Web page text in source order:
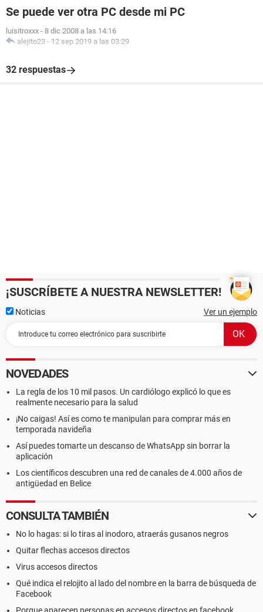
Se puede ver otra PC desde mi PC
luisitroxxx - 8 dic 2008 a las 14:16
alejito23 - 12 sep 2019 a las 03:29
32 respuestas
¡SUSCRÍBETE A NUESTRA NEWSLETTER!
Noticias Ver un ejemplo
NOVEDADES
La regla de los 10 mil pasos. Un cardiólogo explicó lo que es
realmente necesario para la salud
¡No caigas! Así es como te manipulan para comprar más en
temporada navideña
Así puedes tomarte un descanso de WhatsApp sin borrar la
aplicación
Los científicos descubren una red de canales de 4.000 años de
antigüedad en Belice
CONSULTA TAMBIÉN
No lo hagas: si lo tiras al inodoro, atraerás gusanos negros
Quitar flechas accesos directos
Virus accesos directos
Qué indica el relojito al lado del nombre en la barra de búsqueda de
Facebook